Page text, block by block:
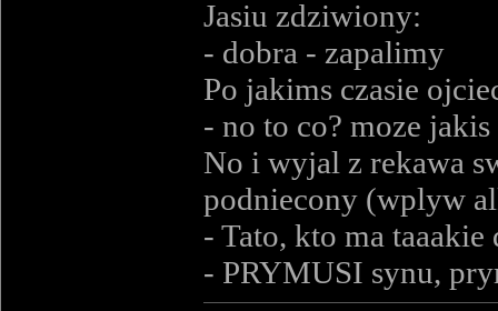
Jasiu zdziwiony:
- dobra - zapalimy
Po jakims czasie
- no to co? moze
No i wyjal z rekawa
podniecony (wplyw
- Tato, kto ma
- PRYMUSI synu,